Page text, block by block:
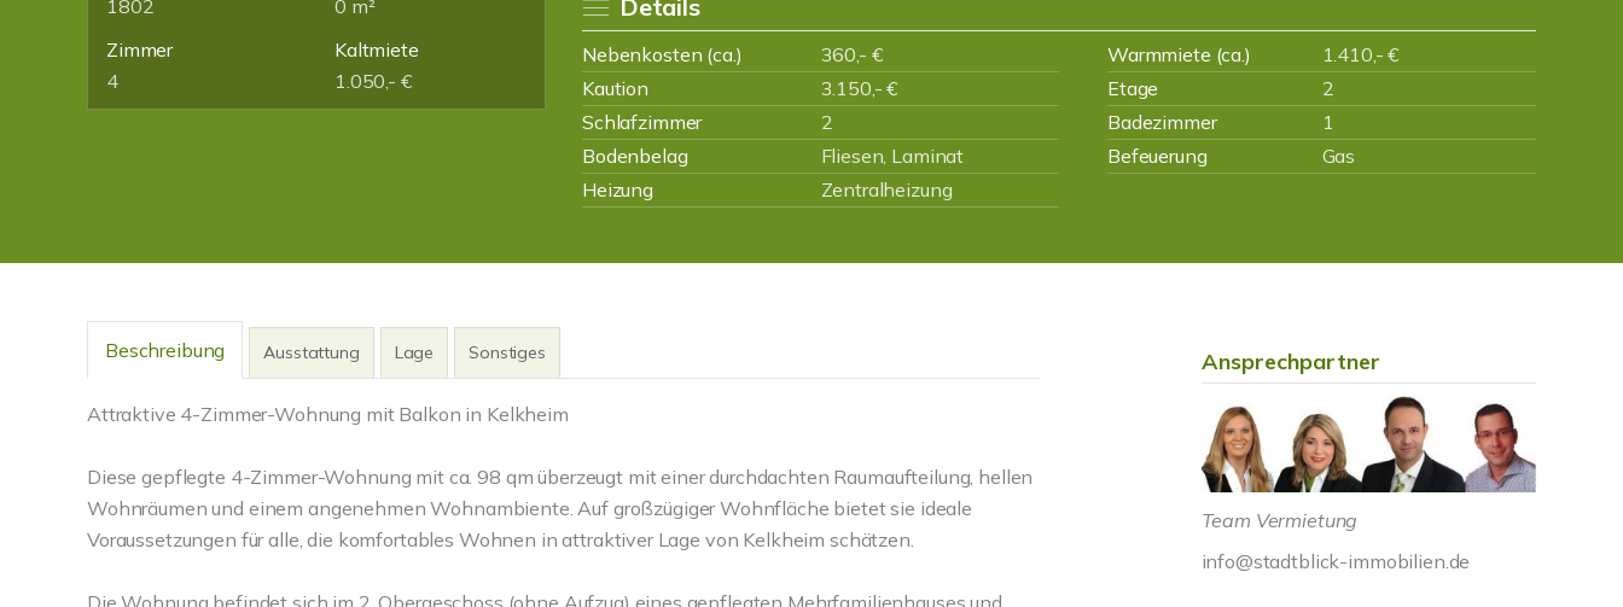
1802
0 m²
Zimmer
4
Kaltmiete
1.050,- €
Details
Nebenkosten (ca.) 360,- € Warmmiete (ca.)
1.410,- €
Kaution
3.150,- € Etage
2
Schlafzimmer
2 Badezimmer
1
Bodenbelag
Fliesen, Laminat Befeuerung
Gas
Heizung
Zentralheizung
Beschreibung Ausstattung Lage Sonstiges
Attraktive 4-Zimmer-Wohnung mit Balkon in Kelkheim
Diese gepflegte 4-Zimmer-Wohnung mit ca. 98 qm überzeugt mit einer durchdachten Raumaufteilung, hellen
Wohnräumen und einem angenehmen Wohnambiente. Auf großzügiger Wohnfläche bietet sie ideale
Voraussetzungen für alle, die komfortables Wohnen in attraktiver Lage von Kelkheim schätzen.
Die Wohnung befindet sich im 2. Obergeschoss (ohne Aufzug) eines gepflegten Mehrfamilienhauses und
Ansprechpartner
Team Vermietung
info@stadtblick-immobilien.de